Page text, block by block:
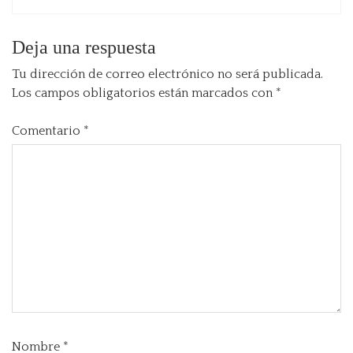
Deja una respuesta
Tu dirección de correo electrónico no será publicada.
Los campos obligatorios están marcados con *
Comentario *
Nombre *